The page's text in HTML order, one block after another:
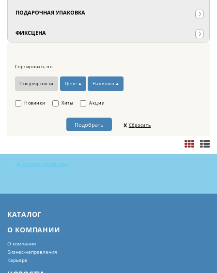
ПОДАРОЧНАЯ УПАКОВКА
ФИКСЦЕНА
Сортировать по
Популярности Цене Наличию
Сбросить
Новинки Хиты Акции
в начало страницы
КАТАЛОГ
О КОМПАНИИ
О компании
Бизнес-направления
Карьера